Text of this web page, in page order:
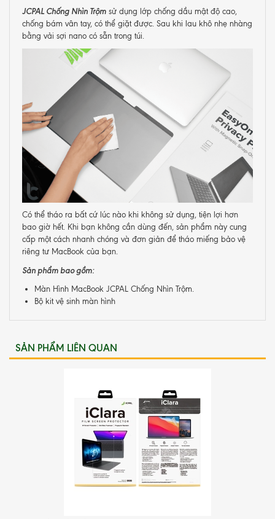
JCPAL Chống Nhìn Trộm sử dụng lớp chống dầu mật độ cao,
chống bám vân tay, có thể giặt được. Sau khi lau khô nhẹ nhàng
bằng vải sợi nano có sẵn trong túi.
Có thể tháo ra bất cứ lúc nào khi không sử dụng, tiện lợi hơn
bao giờ hết. Khi bạn không cần dùng đến, sản phẩm này cung
cấp một cách nhanh chóng và đơn giản để tháo miếng bảo vệ
riêng tư MacBook của bạn.
Sản phẩm bao gồm:
Màn Hình MacBook JCPAL Chống Nhìn Trộm.
Bộ kit vệ sinh màn hình
SẢN PHẨM LIÊN QUAN